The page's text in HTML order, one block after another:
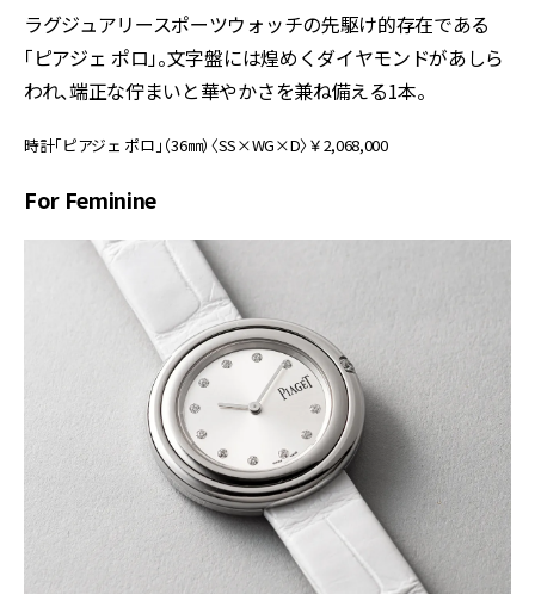
ラグジュアリースポーツウォッチの先駆け的存在である
「ピアジェ ポロ」。文字盤には煌めくダイヤモンドがあしら
われ、端正な佇まいと華やかさを兼ね備える1本。
時計「ピアジェ ポロ」（36㎜）〈SS×WG×D〉￥2,068,000
For Feminine